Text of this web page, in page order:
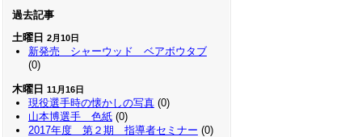
過去記事
土曜日 2月10日
新発売 シャーウッド ベアボウタブ
(0)
木曜日 11月16日
現役選手時の懐かしの写真(0)
山本博選手 色紙(0)
2017年度 第２期 指導者セミナー (0)